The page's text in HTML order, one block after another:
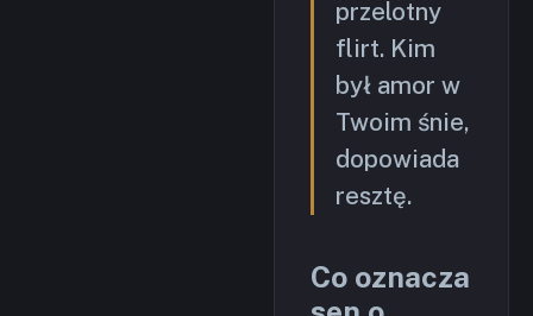
przelotny
flirt. Kim
był amor w
Twoim śnie,
dopowiada
resztę.
Co oznacza